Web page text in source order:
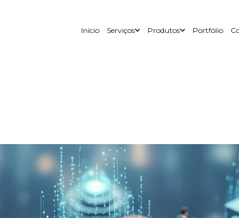
Início Serviços Produtos Portfólio